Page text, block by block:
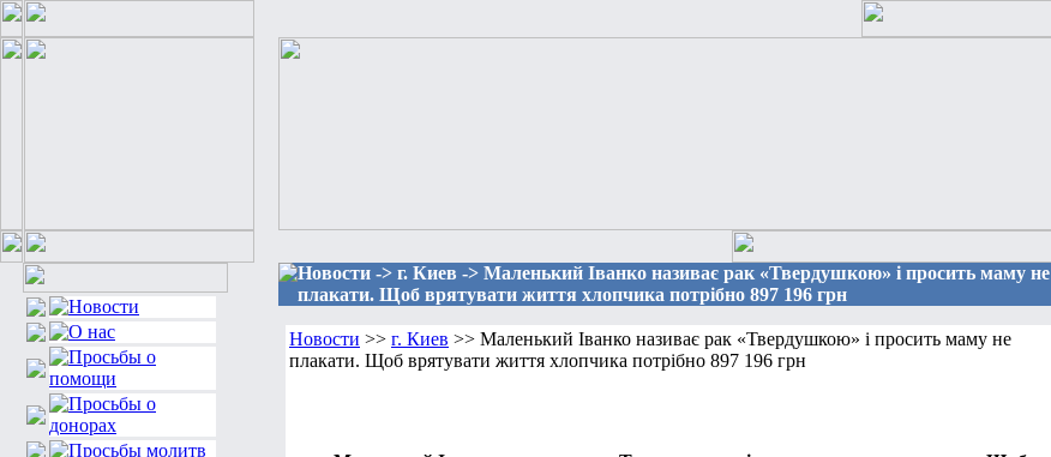
Новости -> г. Киев -> Маленький Іванко називає рак «Твердушкою» і просить маму не
плакати. Щоб врятувати життя хлопчика потрібно 897 196 грн
Новости >> г. Киев >> Маленький Іванко називає рак «Твердушкою» і просить маму не
плакати. Щоб врятувати життя хлопчика потрібно 897 196 грн